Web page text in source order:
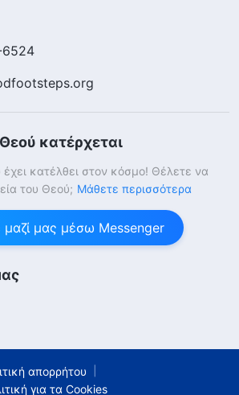
κατέρχεται
κατέλθει στον κόσμο! Θέλετε να
του Θεού; Μάθετε περισσότερα
μαζί μας μέσω Messenger
απορρήτου
για τα Cookies